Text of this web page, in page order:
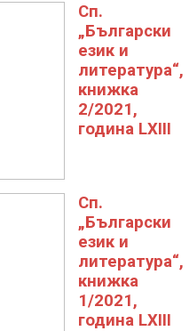
Сп.
„Български
език и
литература“,
книжка
2/2021,
година LXIII
Сп.
„Български
език и
литература“,
книжка
1/2021,
година LXIII